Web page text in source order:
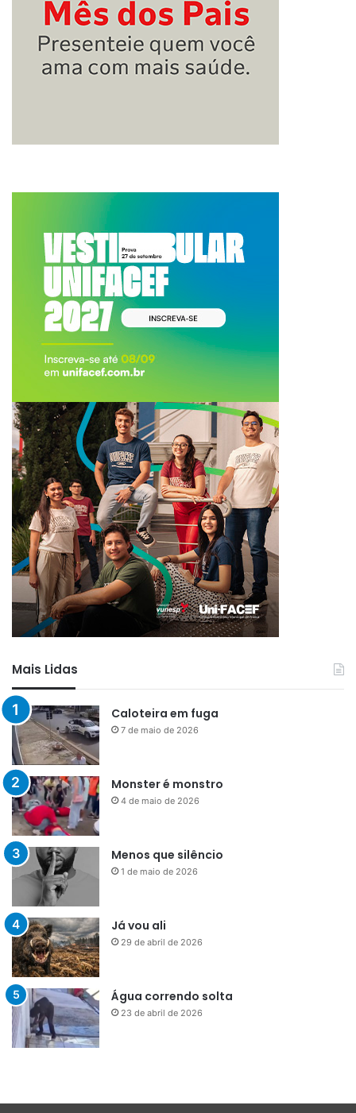
Mais Lidas
Caloteira em fuga
7 de maio de 2026
Monster é monstro
4 de maio de 2026
Menos que silêncio
1 de maio de 2026
Já vou ali
29 de abril de 2026
Água correndo solta
23 de abril de 2026